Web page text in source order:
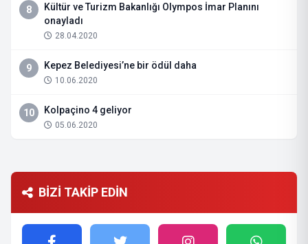
8
Kültür ve Turizm Bakanlığı Olympos İmar Planını
onayladı
28.04.2020
9 Kepez Belediyesi’ne bir ödül daha
10.06.2020
10 Kolpaçino 4 geliyor
05.06.2020
BİZİ TAKİP EDİN